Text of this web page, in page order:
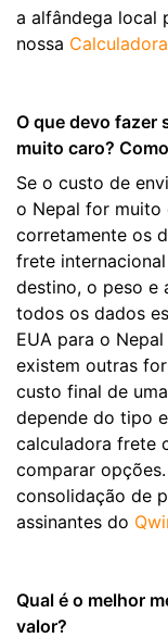
a alfândega local
nossa
O que devo fazer
muito caro?
Se o custo de
o Nepal for muito
corretamente os
frete
destino, o peso e
todos os dados
EUA para o
existem outras
custo final de
depende do tipo
calculadora frete
comparar
consolidação de
assinantes do
Qual é o melhor
valor?